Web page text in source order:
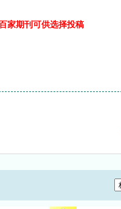
家期刊可供选择投稿